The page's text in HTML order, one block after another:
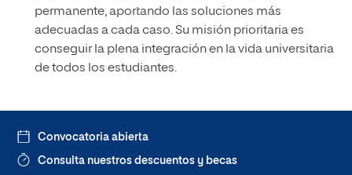
permanente, aportando las soluciones más
adecuadas a cada caso. Su misión prioritaria es
conseguir la plena integración en la vida universitaria
de todos los estudiantes.
Convocatoria abierta
Consulta nuestros descuentos y becas